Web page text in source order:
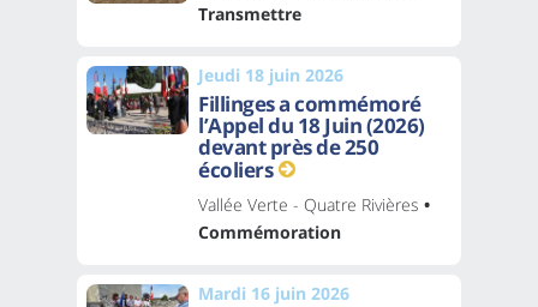
Transmettre
Jeudi 18 juin 2026
Fillinges a commémoré
l’Appel du 18 Juin (2026)
devant près de 250
écoliers
Vallée Verte - Quatre Rivières •
Commémoration
Mardi 16 juin 2026